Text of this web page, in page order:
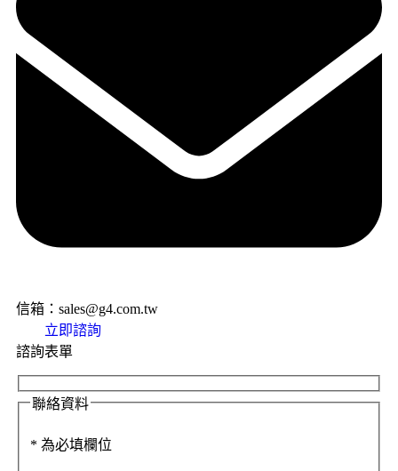
信箱：sales@g4.com.tw
立即諮詢
諮詢表單
聯絡資料
* 為必填欄位